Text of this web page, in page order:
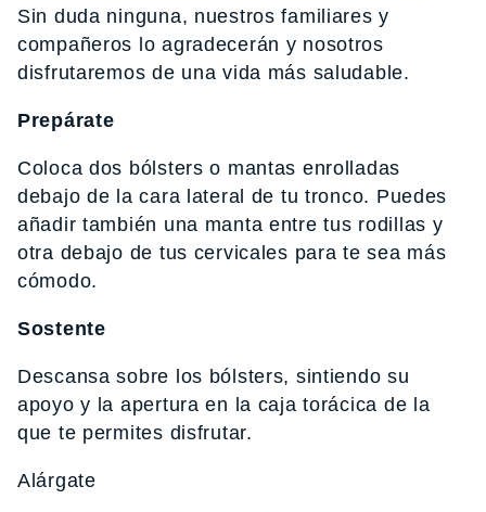
Sin duda ninguna, nuestros familiares y
compañeros lo agradecerán y nosotros
disfrutaremos de una vida más saludable.
Prepárate
Coloca dos bólsters o mantas enrolladas
debajo de la cara lateral de tu tronco. Puedes
añadir también una manta entre tus rodillas y
otra debajo de tus cervicales para te sea más
cómodo.
Sostente
Descansa sobre los bólsters, sintiendo su
apoyo y la apertura en la caja torácica de la
que te permites disfrutar.
Alárgate